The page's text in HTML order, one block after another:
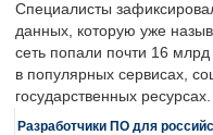
Специалисты
данных, которую уже
сеть попали почти 16 млрд
в популярных сервисах,
государственных
Разработчики ПО для